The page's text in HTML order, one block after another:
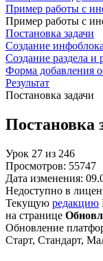
Пример работы с
Пример работы с
Постановка задачи
Создание инфоблока
Создание раздела и
Форма добавления
Результат
Постановка задачи
Постановка
Урок 27 из 246
Просмотров: 55747
Дата изменения:
Недоступно в
Текущую редакцию
на странице
Обновление
Старт, Стандарт,